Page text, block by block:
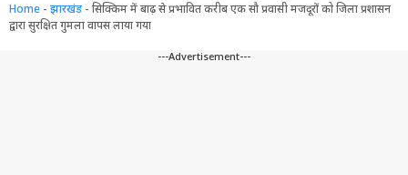
Home - झारखंड - सिक्किम में बाढ़ से प्रभावित करीब एक सौ प्रवासी मजदूरों को जिला प्रशासन
द्वारा सुरक्षित गुमला वापस लाया गया
---Advertisement---